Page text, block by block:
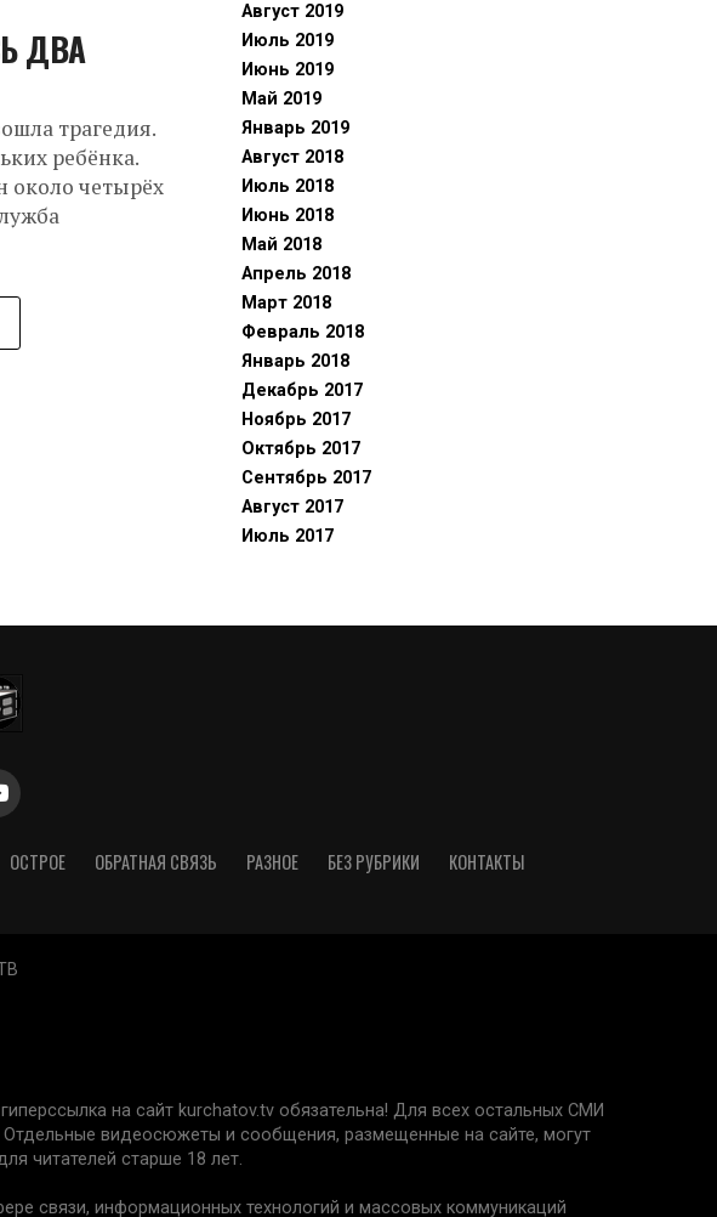
ДВА
трагедия.
ребёнка.
около четырёх
Август 2019
Июль 2019
Июнь 2019
Май 2019
Январь 2019
Август 2018
Июль 2018
Июнь 2018
Май 2018
Апрель 2018
Март 2018
Февраль 2018
Январь 2018
Декабрь 2017
Ноябрь 2017
Октябрь 2017
Сентябрь 2017
Август 2017
Июль 2017
ОСТРОЕ ОБРАТНАЯ СВЯЗЬ РАЗНОЕ БЕЗ РУБРИКИ КОНТАКТЫ
на сайт kurchatov.tv обязательна! Для всех остальных СМИ
Отдельные видеосюжеты и сообщения, размещенные на сайте, могут
читателей старше 18 лет.
связи, информационных технологий и массовых коммуникаций